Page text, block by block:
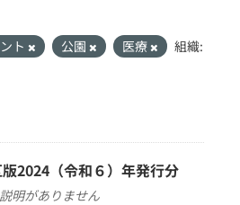
ト 公園 医療
組織:
2024（令和６）年発行分
明がありません